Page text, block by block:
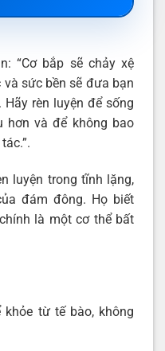
“Cơ bắp sẽ chảy xệ
sức bền sẽ đưa bạn
rèn luyện để sống
hơn và để không bao
luyện trong tĩnh lặng,
đám đông. Họ biết
là một cơ thể bất
từ tế bào, không